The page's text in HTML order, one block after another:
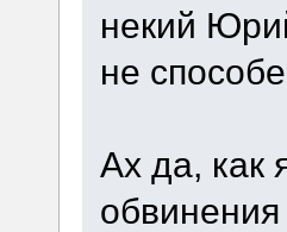
некий
не
Ах да, как